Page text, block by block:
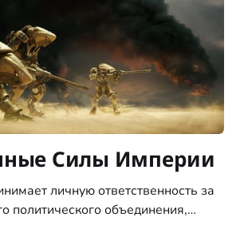
Силы Империи
личную ответственность за
политического объединения,